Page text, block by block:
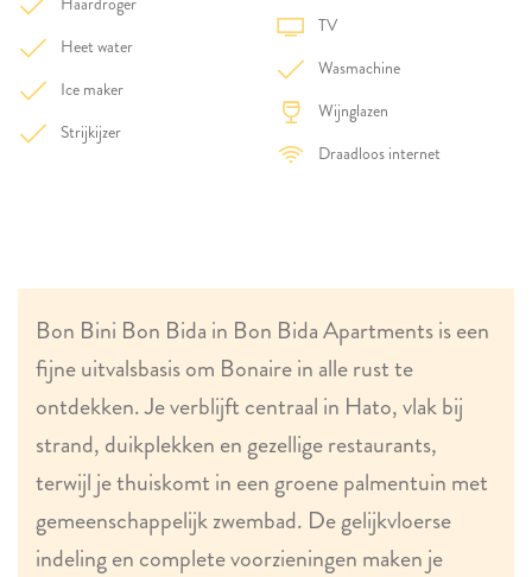
Heet water
Ice maker
Strijkijzer
TV
Wasmachine
Wijnglazen
Draadloos internet
Bon Bini Bon Bida in Bon Bida Apartments is een
fijne uitvalsbasis om Bonaire in alle rust te
ontdekken. Je verblijft centraal in Hato, vlak bij
strand, duikplekken en gezellige restaurants,
terwijl je thuiskomt in een groene palmentuin met
gemeenschappelijk zwembad. De gelijkvloerse
indeling en complete voorzieningen maken je